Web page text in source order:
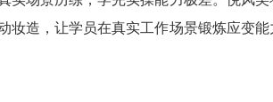
妆造，让学员在真实工作场景锻炼应变